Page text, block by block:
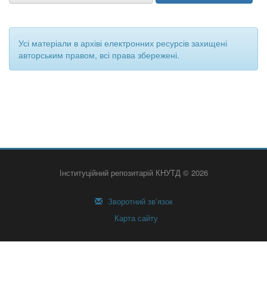
Усі матеріали в архіві електронних ресурсів захищені
авторським правом, всі права збережені.
Інституційний репозитарій КНУТД © 2026
Зворотний зв’язок
Карта сайту